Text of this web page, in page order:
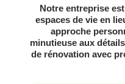
Notre entreprise
espaces de vie en
approche
minutieuse aux
de rénovation avec